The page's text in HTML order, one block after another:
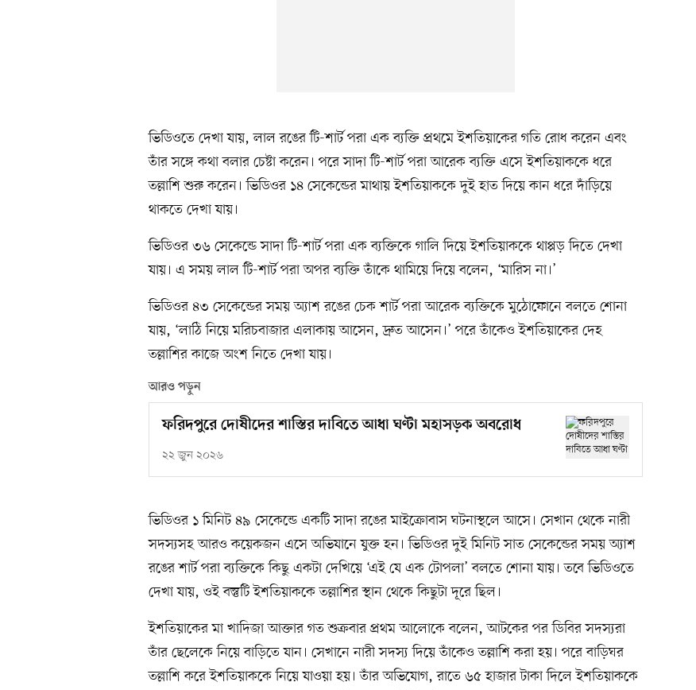
ভিডিওতে দেখা যায়, লাল রঙের টি-শার্ট পরা এক ব্যক্তি প্রথমে ইশতিয়াকের গতি রোধ করেন এবং
তাঁর সঙ্গে কথা বলার চেষ্টা করেন। পরে সাদা টি-শার্ট পরা আরেক ব্যক্তি এসে ইশতিয়াককে ধরে
তল্লাশি শুরু করেন। ভিডিওর ১৪ সেকেন্ডের মাথায় ইশতিয়াককে দুই হাত দিয়ে কান ধরে দাঁড়িয়ে
থাকতে দেখা যায়।
ভিডিওর ৩৬ সেকেন্ডে সাদা টি-শার্ট পরা এক ব্যক্তিকে গালি দিয়ে ইশতিয়াককে থাপ্পড় দিতে দেখা
যায়। এ সময় লাল টি-শার্ট পরা অপর ব্যক্তি তাঁকে থামিয়ে দিয়ে বলেন, ‘মারিস না।’
ভিডিওর ৪৩ সেকেন্ডের সময় অ্যাশ রঙের চেক শার্ট পরা আরেক ব্যক্তিকে মুঠোফোনে বলতে শোনা
যায়, ‘লাঠি নিয়ে মরিচবাজার এলাকায় আসেন, দ্রুত আসেন।’ পরে তাঁকেও ইশতিয়াকের দেহ
তল্লাশির কাজে অংশ নিতে দেখা যায়।
আরও পড়ুন
ফরিদপুরে দোষীদের শাস্তির দাবিতে আধা ঘণ্টা মহাসড়ক অবরোধ
২২ জুন ২০২৬
ভিডিওর ১ মিনিট ৪৯ সেকেন্ডে একটি সাদা রঙের মাইক্রোবাস ঘটনাস্থলে আসে। সেখান থেকে নারী
সদস্যসহ আরও কয়েকজন এসে অভিযানে যুক্ত হন। ভিডিওর দুই মিনিট সাত সেকেন্ডের সময় অ্যাশ
রঙের শার্ট পরা ব্যক্তিকে কিছু একটা দেখিয়ে ‘এই যে এক টোপলা’ বলতে শোনা যায়। তবে ভিডিওতে
দেখা যায়, ওই বস্তুটি ইশতিয়াককে তল্লাশির স্থান থেকে কিছুটা দূরে ছিল।
ইশতিয়াকের মা খাদিজা আক্তার গত শুক্রবার প্রথম আলোকে বলেন, আটকের পর ডিবির সদস্যরা
তাঁর ছেলেকে নিয়ে বাড়িতে যান। সেখানে নারী সদস্য দিয়ে তাঁকেও তল্লাশি করা হয়। পরে বাড়িঘর
তল্লাশি করে ইশতিয়াককে নিয়ে যাওয়া হয়। তাঁর অভিযোগ, রাতে ৬৫ হাজার টাকা দিলে ইশতিয়াককে